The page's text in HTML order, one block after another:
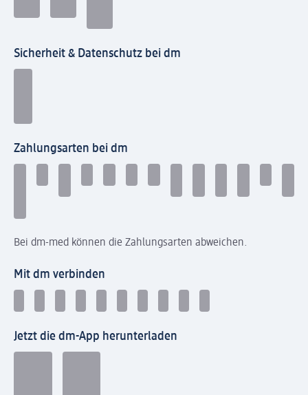
Sicherheit & Datenschutz bei dm
Zahlungsarten bei dm
Bei dm-med können die Zahlungsarten abweichen.
Mit dm verbinden
Jetzt die dm-App herunterladen